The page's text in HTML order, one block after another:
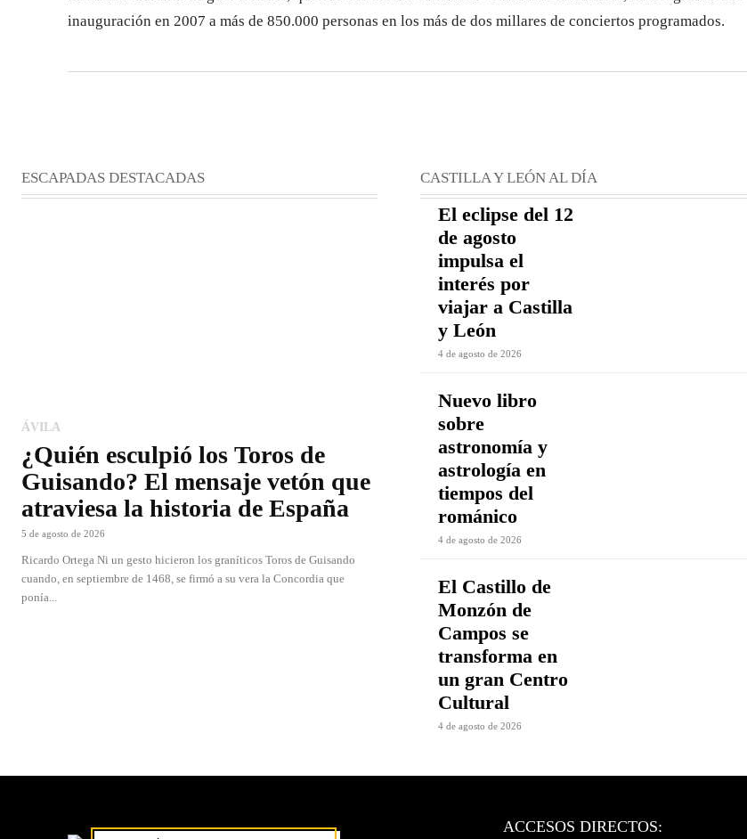
inauguración en 2007 a más de 850.000 personas en los más de dos millares de conciertos programados.
ESCAPADAS DESTACADAS
ÁVILA
¿Quién esculpió los Toros de
Guisando? El mensaje vetón que
atraviesa la historia de España
5 de agosto de 2026
Ricardo Ortega Ni un gesto hicieron los graníticos Toros de Guisando
cuando, en septiembre de 1468, se firmó a su vera la Concordia que
ponía...
CASTILLA Y LEÓN AL DÍA
El eclipse del 12
de agosto
impulsa el
interés por
viajar a Castilla
y León
4 de agosto de 2026
Nuevo libro
sobre
astronomía y
astrología en
tiempos del
románico
4 de agosto de 2026
El Castillo de
Monzón de
Campos se
transforma en
un gran Centro
Cultural
4 de agosto de 2026
ACCESOS DIRECTOS: